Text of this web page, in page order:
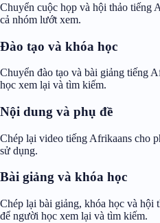
Chuyển cuộc họp và hội thảo tiếng
cả nhóm lướt xem.
Đào tạo và khóa học
Chuyển đào tạo và bài giảng tiếng
học xem lại và tìm kiếm.
Nội dung và phụ đề
Chép lại video tiếng Afrikaans cho
sử dụng.
Bài giảng và khóa học
Chép lại bài giảng, khóa học và hội
để người học xem lại và tìm kiếm.